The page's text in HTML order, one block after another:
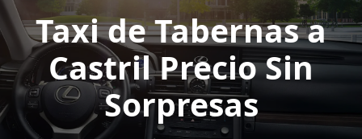
Taxi de Tabernas a
Castril Precio Sin
Sorpresas